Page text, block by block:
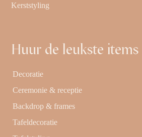
Kerststyling
Huur de leukste items
Decoratie
Ceremonie & receptie
Backdrop & frames
Tafeldecoratie